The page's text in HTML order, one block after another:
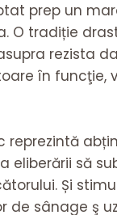
prep un
O tradiție
rezista
în funcţie,
reprezintă
eliberării să
Și
de sânage ş